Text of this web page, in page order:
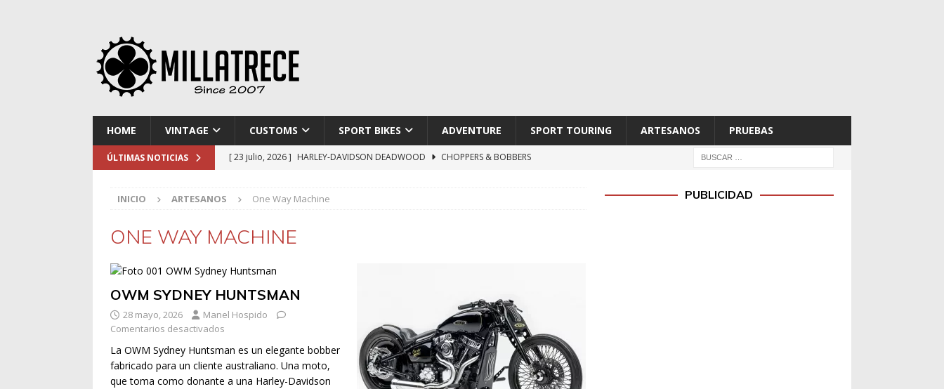
HOME VINTAGE CUSTOMS SPORT BIKES ADVENTURE SPORT TOURING ARTESANOS PRUEBAS
ÚLTIMAS NOTICIAS [ 23 julio, 2026 ] HARLEY-DAVIDSON DEADWOOD
CHOPPERS & BOBBERS
[ 9 julio, 2026 ] DUCATI HYPERMOTARD V2 SP
[ 2 julio, 2026 ] KTM 790 DUKE 2027
INICIO ARTESANOS One Way Machine
ONE WAY MACHINE
OWM SYDNEY HUNTSMAN
28 mayo, 2026
Manel Hospido
Comentarios desactivados
La OWM Sydney Huntsman es un elegante bobber
fabricado para un cliente australiano. Una moto,
que toma como donante a una Harley-Davidson
PUBLICIDAD